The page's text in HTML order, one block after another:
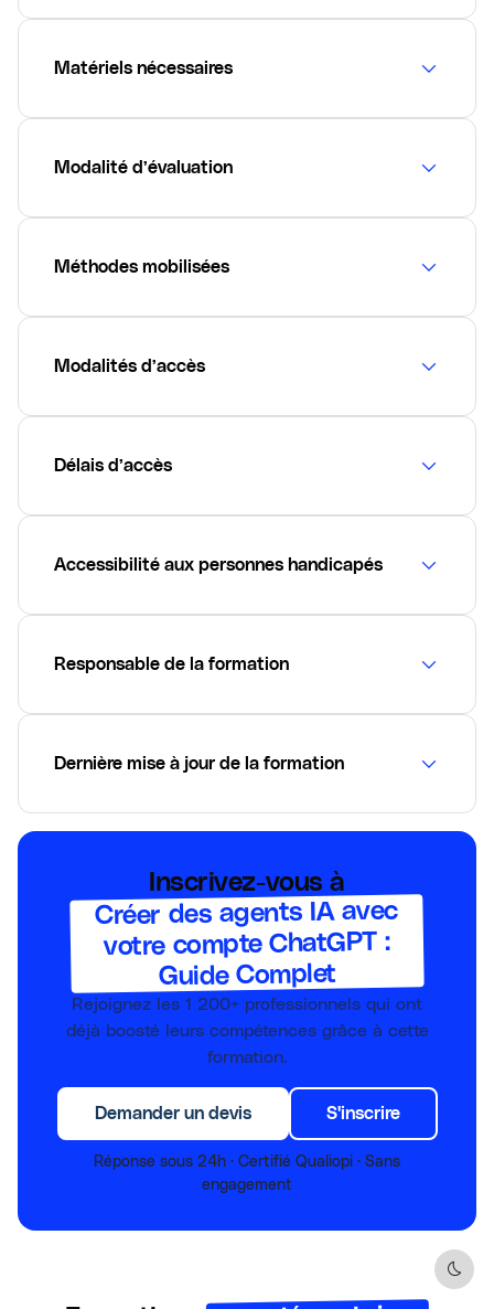
Matériels nécessaires
Modalité d’évaluation
Méthodes mobilisées
Modalités d’accès
Délais d’accès
Accessibilité aux personnes handicapés
Responsable de la formation
Dernière mise à jour de la formation
Inscrivez-vous à
Créer des agents IA avec
votre compte ChatGPT :
Guide Complet
Rejoignez les 1 200+ professionnels qui ont
déjà boosté leurs compétences grâce à cette
formation.
Demander un devis S'inscrire
Réponse sous 24h · Certifié Qualiopi · Sans
engagement
Dark